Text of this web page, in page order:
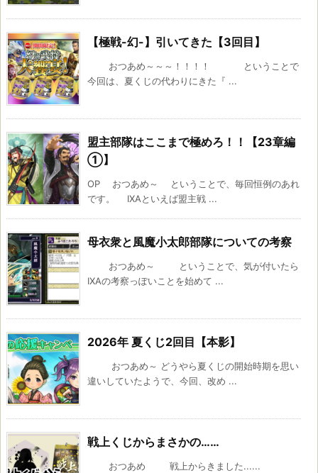
【極戦-幻-】引いてきた【3回目】
おつあめ～～～！！！！ ということで
今回は、夏くじの代わりにきた『 ...
盟主部隊はここまで極めろ！！【23章編
①】
OP おつあめ～ ということで、毎回恒例のあれ
です。 IXAといえば盟主戦 ...
母衣衆と風魔小太郎部隊についての考察
おつあめ～ ということで、気が付いたら
IXAの考察っぽいことを始めて ...
2026年 夏くじ2回目【本影】
おつあめ～ どうやら夏くじの開始時期を思い
違いしていたようで、今回、改め ...
戦上くじからまさかの……
おつあめ 戦上からきました......